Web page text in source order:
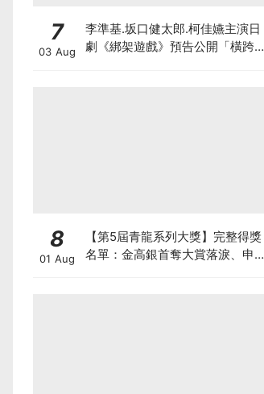
7
03 Aug
李準基.坂口健太郎.柯佳嬿主演日
劇《綁架遊戲》預告公開「橫跨亞
8
01 Aug
【第5屆青龍系列大獎】完整得獎
名單：金高銀首奪大賞落淚、申惠